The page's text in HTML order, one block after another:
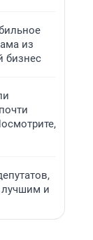
из
бизнес
лучшим и